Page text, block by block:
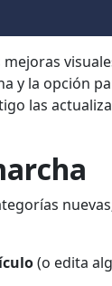
y la opción
las
(o edita